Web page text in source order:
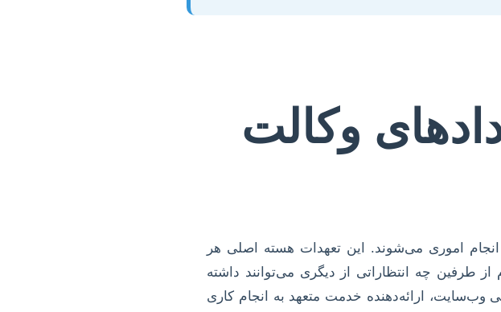
وکالت
انجام اموری می‌شوند. این تعهدات هسته اصلی هر
طرفین چه انتظاراتی از دیگری می‌توانند داشته
وب‌سایت، ارائه‌دهنده خدمت متعهد به انجام کاری